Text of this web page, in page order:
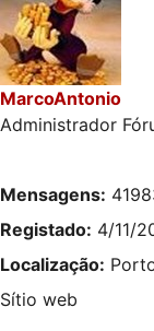
MarcoAntonio
Administrador
Mensagens:
Registado: 4/11/
Localização:
Sítio web